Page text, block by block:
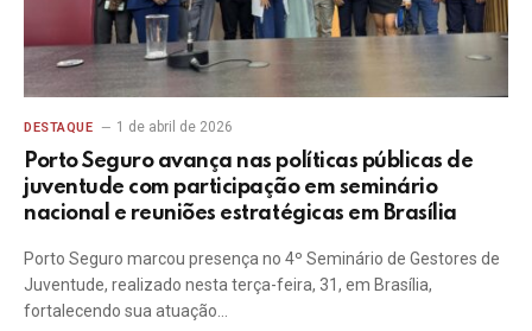
DESTAQUE 1 de abril de 2026
Porto Seguro avança nas políticas públicas de
juventude com participação em seminário
nacional e reuniões estratégicas em Brasília
Porto Seguro marcou presença no 4º Seminário de Gestores de
Juventude, realizado nesta terça-feira, 31, em Brasília,
fortalecendo sua atuação…